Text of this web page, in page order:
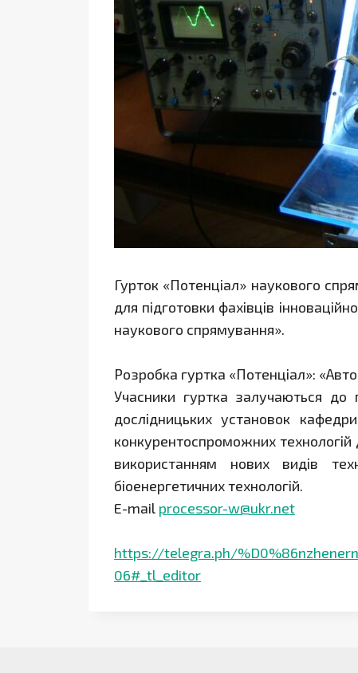
Гурток «Потенціал» наукового
для підготовки фахівців
наукового спрямування».
Розробка гуртка «Потенціал»:
Учасники гуртка залучаються до
дослідницьких установок
конкурентоспроможних
використанням нових видів
біоенергетичних технологій.
E-mail processor-w@ukr.net
https://telegra.ph/
06#_tl_editor